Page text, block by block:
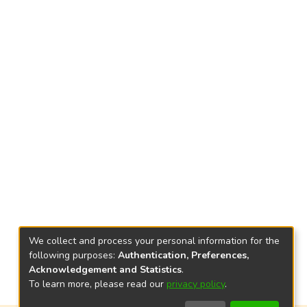
We collect and process your personal information for the
following purposes: Authentication, Preferences,
Acknowledgement and Statistics.
To learn more, please read our privacy policy.